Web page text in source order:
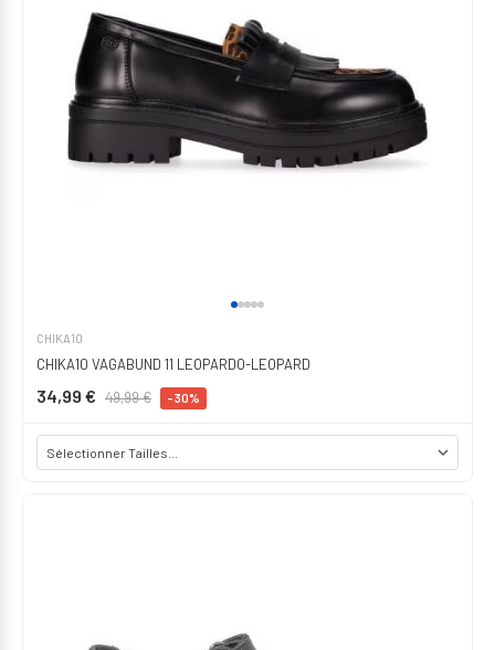
CHIKA10
CHIKA10 VAGABUND 11 LEOPARDO-LEOPARD
34,99 € 49,99 € -30%